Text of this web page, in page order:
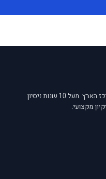
חברת פוליש וניקיון מקצועית באזור מרכז הארץ. מעל 10 שנות ניסיון
מקצועי.